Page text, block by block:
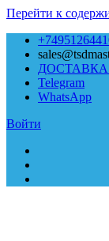
Перейти к
ДОСТАВКА
Telegram
WhatsApp
Войти